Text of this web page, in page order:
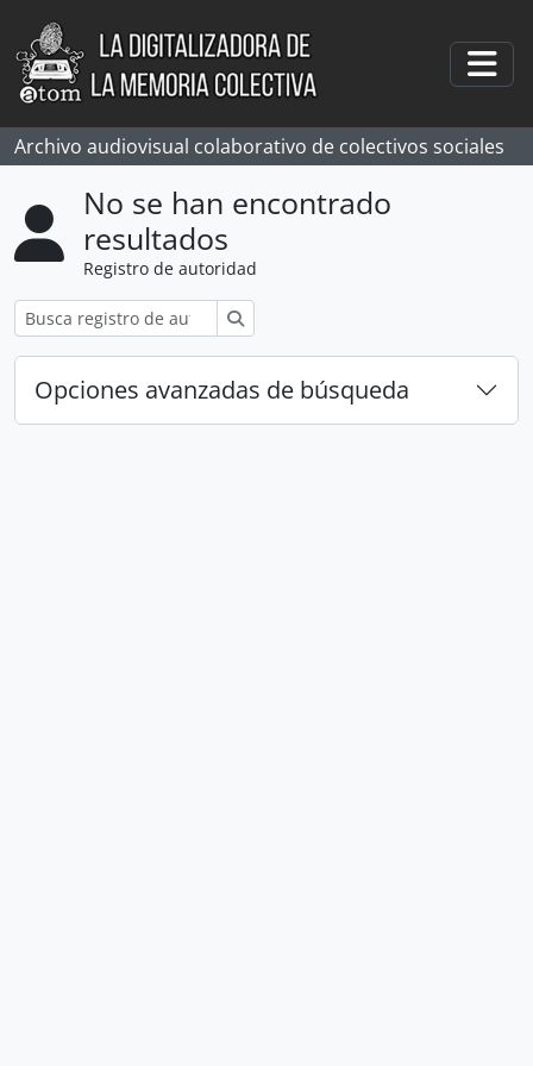
Skip to main content
Archivo audiovisual colaborativo de colectivos sociales
No se han encontrado
resultados
Registro de autoridad
Opciones avanzadas de búsqueda